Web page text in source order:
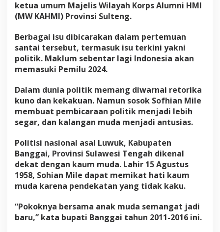
a
r
ketua umum Majelis Wilayah Korps Alumni HMI
(MW KAHMI) Provinsi Sulteng.
Berbagai isu dibicarakan dalam pertemuan
santai tersebut, termasuk isu terkini yakni
politik. Maklum sebentar lagi Indonesia akan
memasuki Pemilu 2024.
Dalam dunia politik memang diwarnai retorika
kuno dan kekakuan. Namun sosok Sofhian Mile
membuat pembicaraan politik menjadi lebih
segar, dan kalangan muda menjadi antusias.
Politisi nasional asal Luwuk, Kabupaten
Banggai, Provinsi Sulawesi Tengah dikenal
dekat dengan kaum muda. Lahir 15 Agustus
1958, Sohian Mile dapat memikat hati kaum
muda karena pendekatan yang tidak kaku.
“Pokoknya bersama anak muda semangat jadi
baru,” kata bupati Banggai tahun 2011-2016 ini.